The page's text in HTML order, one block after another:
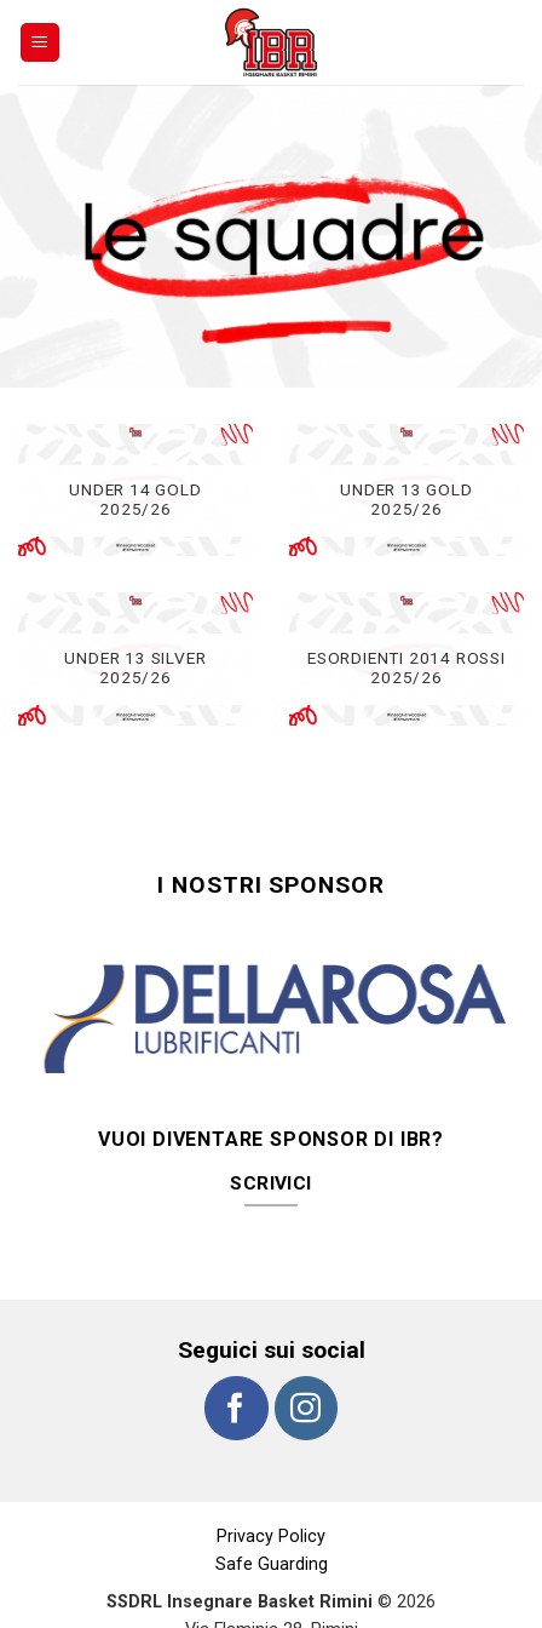
UNDER 14 GOLD
2025/26
UNDER 13 GOLD
2025/26
UNDER 13 SILVER
2025/26
ESORDIENTI 2014 ROSSI
2025/26
I NOSTRI SPONSOR
VUOI DIVENTARE SPONSOR DI IBR?
SCRIVICI
Seguici sui social
Privacy Policy
Safe Guarding
SSDRL Insegnare Basket Rimini © 2026